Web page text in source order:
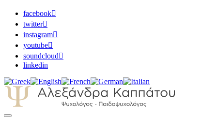
facebook
twitter
instagram
youtube
soundcloud
linkedin